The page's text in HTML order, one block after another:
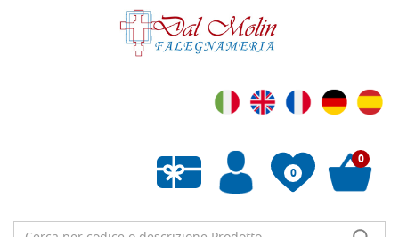
0
Lista de deseos vacía
0